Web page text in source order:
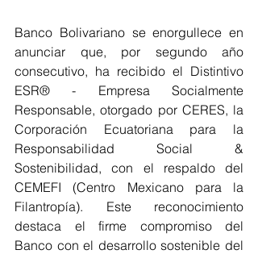
Banco Bolivariano se enorgullece en
anunciar que, por segundo año
consecutivo, ha recibido el Distintivo
ESR® - Empresa Socialmente
Responsable, otorgado por CERES, la
Corporación Ecuatoriana para la
Responsabilidad Social &
Sostenibilidad, con el respaldo del
CEMEFI (Centro Mexicano para la
Filantropía). Este reconocimiento
destaca el firme compromiso del
Banco con el desarrollo sostenible del